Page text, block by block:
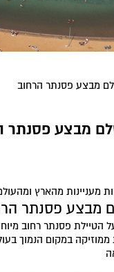
מבצע פסנתר הרחוב
מבצע פסנתר
מבצע פסנתר
הטיילת פסנתר רחוב
במקום הנמוך